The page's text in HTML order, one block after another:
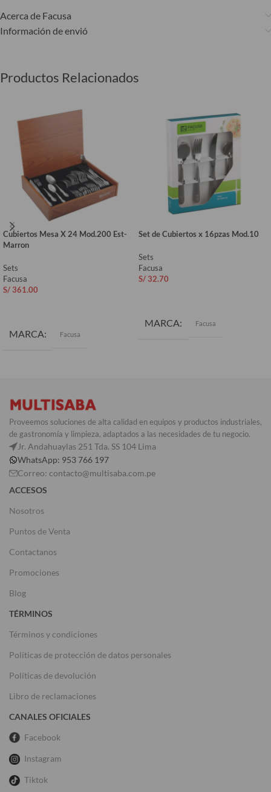
Acerca de Facusa
Información de envió
Productos Relacionados
Cubiertos Mesa X 24 Mod.200 Est-
Marron
Sets
Facusa
S/ 361.00
MARCA Facusa
Set de Cubiertos x 16pzas Mod.10
Sets
Facusa
S/ 32.70
MARCA Facusa
Proveemos soluciones de alta calidad en equipos y productos industriales,
de gastronomía y limpieza, adaptados a las necesidades de tu negocio.
Jr. Andahuaylas 251 Tda. SS 104 Lima
WhatsApp: 953 766 197
Correo: contacto@multisaba.com.pe
ACCESOS
Nosotros
Puntos de Venta
Contactanos
Promociones
Blog
TÉRMINOS
Términos y condiciones
Políticas de protección de datos personales
Políticas de devolución
Libro de reclamaciones
CANALES OFICIALES
Facebook
Instagram
Tiktok